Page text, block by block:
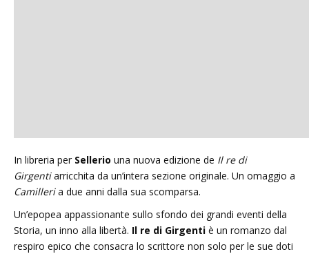
In libreria per Sellerio una nuova edizione de Il re di
Girgentiarricchita da un’intera sezione originale. Un omaggio a
Camilleria due anni dalla sua scomparsa.
Un’epopea appassionante sullo sfondo dei grandi eventi della
Storia, un inno alla libertà. Il re di Girgenti è un romanzo dal
respiro epico che consacra lo scrittore non solo per le sue doti